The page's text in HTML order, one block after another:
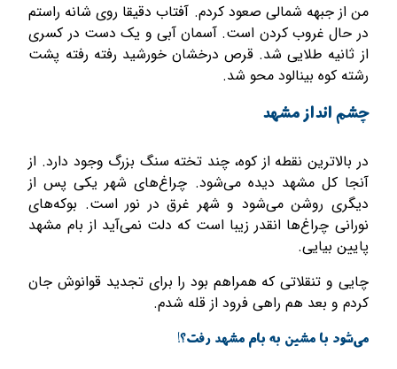
من از جبهه شمالی صعود کردم. آفتاب دقیقا روی شانه راستم
در حال غروب کردن است. آسمان آبی و یک دست در کسری
از ثانیه طلایی شد. قرص درخشان خورشید رفته رفته پشت
رشته کوه بینالود محو شد.
چشم انداز مشهد
در بالاترین نقطه از کوه، چند تخته سنگ بزرگ وجود دارد. از
آنجا کل مشهد دیده می‌شود. چراغ‌های شهر یکی پس از
دیگری روشن می‌شود و شهر غرق در نور است. بوکه­‌های
نورانی چراغ‌­ها انقدر زیبا است که دلت نمی‌آید از بام مشهد
پایین بیایی.
چایی و تنقلاتی که همراهم بود را برای تجدید قوانوش جان
کردم و بعد هم راهی فرود از قله شدم.
می‌شود با مشین به بام مشهد رفت؟!